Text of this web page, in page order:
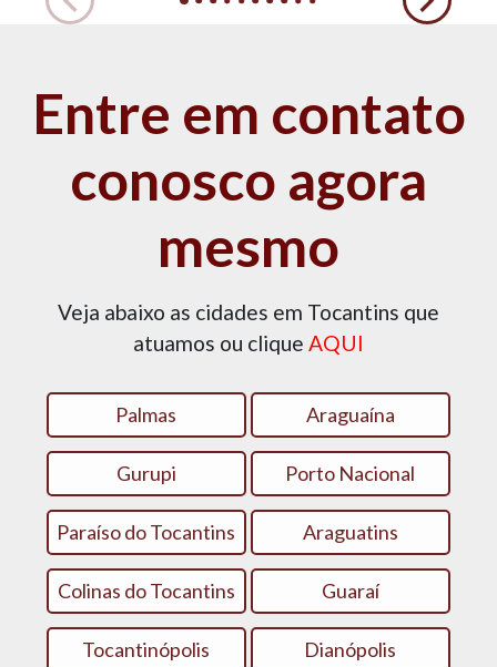
Entre em contato
conosco agora
mesmo
Veja abaixo as cidades em Tocantins que
atuamos ou clique AQUI
Palmas Araguaína
Gurupi Porto Nacional
Paraíso do Tocantins Araguatins
Colinas do Tocantins Guaraí
Tocantinópolis Dianópolis